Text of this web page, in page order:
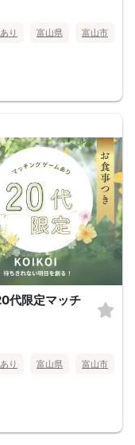
り 富山県 富山市
代限定マッチ
り 富山県 富山市